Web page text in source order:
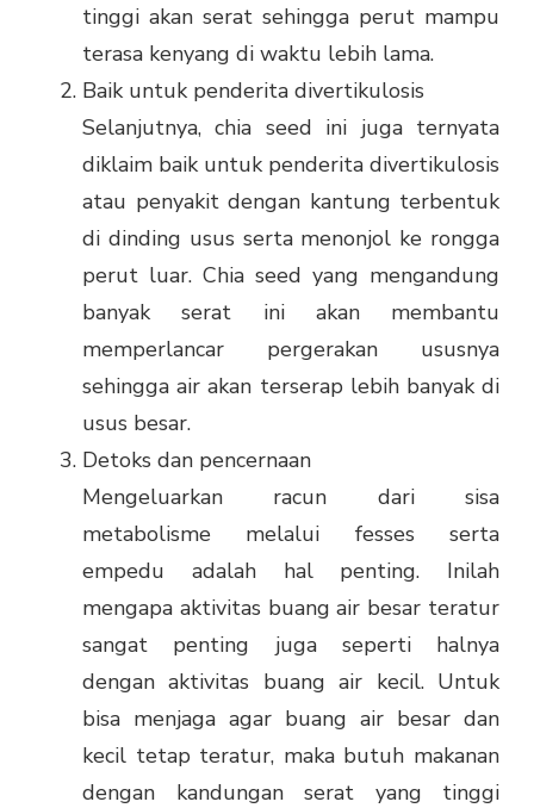
tinggi akan serat sehingga perut mampu
terasa kenyang di waktu lebih lama.
Baik untuk penderita divertikulosis
Selanjutnya, chia seed ini juga ternyata
diklaim baik untuk penderita divertikulosis
atau penyakit dengan kantung terbentuk
di dinding usus serta menonjol ke rongga
perut luar. Chia seed yang mengandung
banyak serat ini akan membantu
memperlancar pergerakan ususnya
sehingga air akan terserap lebih banyak di
usus besar.
Detoks dan pencernaan
Mengeluarkan racun dari sisa
metabolisme melalui fesses serta
empedu adalah hal penting. Inilah
mengapa aktivitas buang air besar teratur
sangat penting juga seperti halnya
dengan aktivitas buang air kecil. Untuk
bisa menjaga agar buang air besar dan
kecil tetap teratur, maka butuh makanan
dengan kandungan serat yang tinggi